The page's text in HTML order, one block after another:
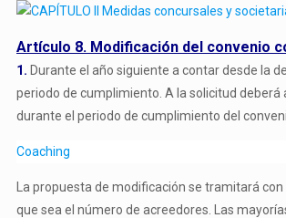
Artículo 8. Modificación del convenio
1. Durante el año siguiente a contar desde la
periodo de cumplimiento. A la solicitud
durante el periodo de cumplimiento del
Coaching
La propuesta de modificación se tramitará
que sea el número de acreedores. Las